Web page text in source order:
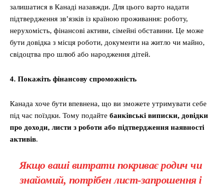
залишатися в Канаді назавжди. Для цього варто надати
підтвердження зв’язків із країною проживання: роботу,
нерухомість, фінансові активи, сімейні обставини. Це може
бути довідка з місця роботи, документи на житло чи майно,
свідоцтва про шлюб або народження дітей.
4. Покажіть фінансову спроможність
Канада хоче бути впевнена, що ви зможете утримувати себе
під час поїздки. Тому подайте банківські виписки, довідки
про доходи, листи з роботи або підтвердження наявності
активів.
Якщо ваші витрати покриває родич чи
знайомий, потрібен лист-запрошення і